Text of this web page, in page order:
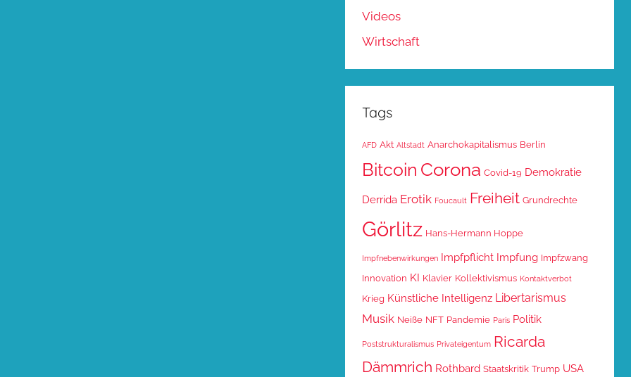
Videos
Wirtschaft
Tags
AFD Akt Altstadt Anarchokapitalismus Berlin
Bitcoin Corona Covid-19 Demokratie
Derrida Erotik Foucault Freiheit Grundrechte
Görlitz Hans-Hermann Hoppe
Impfnebenwirkungen Impfpflicht Impfung Impfzwang
Innovation KI Klavier Kollektivismus Kontaktverbot
Krieg Künstliche Intelligenz Libertarismus
Musik Neiße NFT Pandemie Paris Politik
Poststrukturalismus Privateigentum Ricarda
Dämmrich Rothbard Staatskritik Trump USA